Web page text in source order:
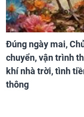
Đúng ngày mai,
chuyển, vận trình
khí nhà trời, tình
thông